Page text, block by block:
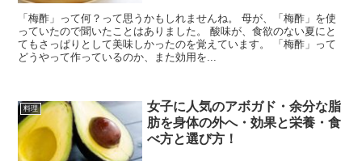
「梅酢」って何？って思うかもしれませんね。 母が、「梅酢」を使
っていたので聞いたことはありました。 酸味が、食欲のない夏にと
てもさっぱりとして美味しかったのを覚えています。 「梅酢」って
どうやって作っているのか、また効用を...
料理
女子に人気のアボガド・余分な脂
肪を身体の外へ・効果と栄養・食
べ方と選び方！